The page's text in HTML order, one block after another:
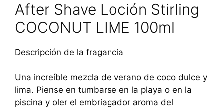
After Shave Loción Stirling
COCONUT LIME 100ml
Descripción de la fragancia
Una increíble mezcla de verano de coco dulce y
lima. Piense en tumbarse en la playa o en la
piscina y oler el embriagador aroma del